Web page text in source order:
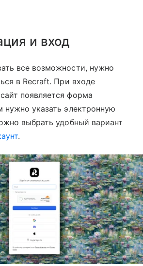
и вход
все возможности, нужно
в Recraft. При входе
появляется форма
нужно указать электронную
выбрать удобный вариант
.